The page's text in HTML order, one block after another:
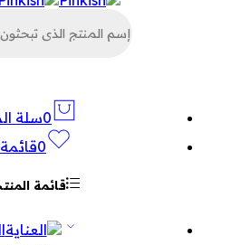
عن
0سلة
0
قائمة